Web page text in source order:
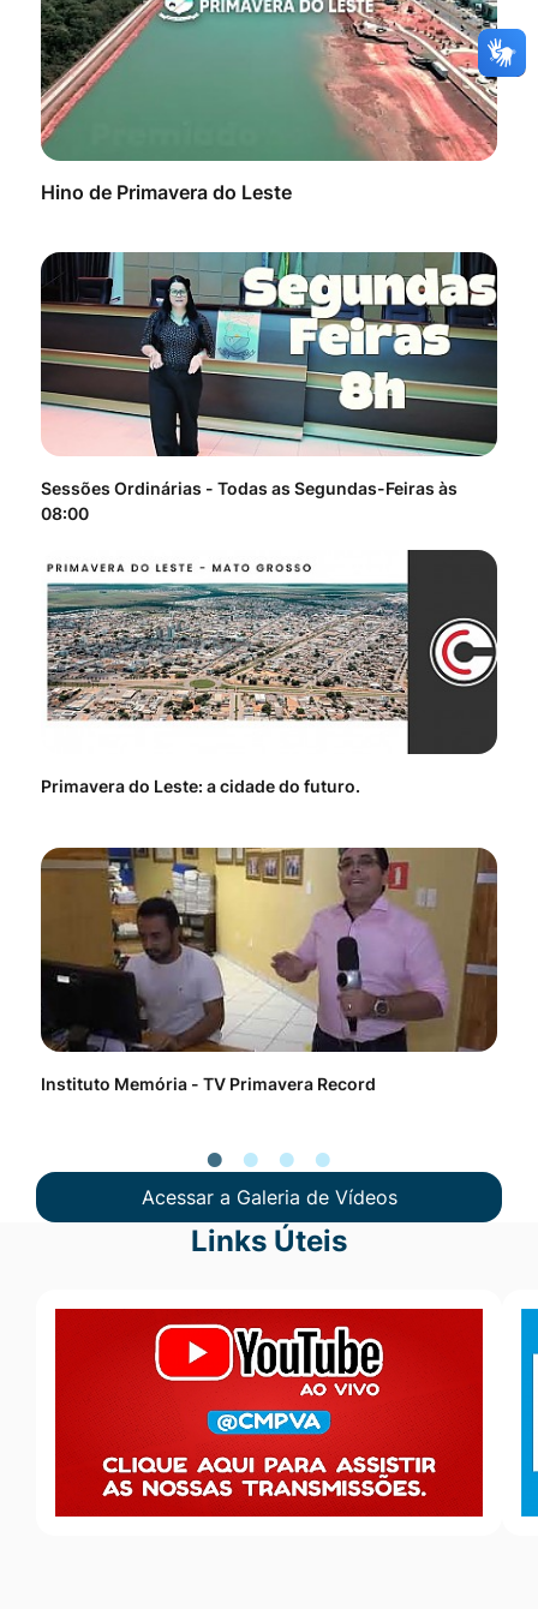
Hino de Primavera do Leste
Sessões Ordinárias - Todas as Segundas-Feiras às
08:00
Primavera do Leste: a cidade do futuro.
Instituto Memória - TV Primavera Record
Acessar a Galeria de Vídeos
Seção Links ÚteisLinks Úteis